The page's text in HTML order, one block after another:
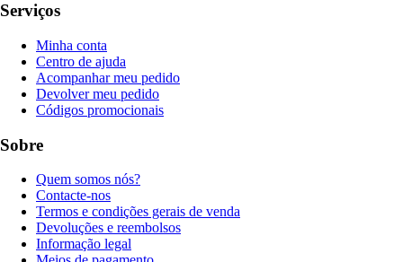
Serviços
Minha conta
Centro de ajuda
Acompanhar meu pedido
Devolver meu pedido
Códigos promocionais
Sobre
Quem somos nós?
Contacte-nos
Termos e condições gerais de venda
Devoluções e reembolsos
Informação legal